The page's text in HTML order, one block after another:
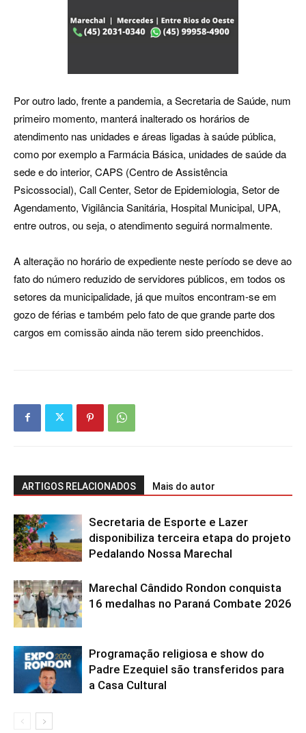
Por outro lado, frente a pandemia, a Secretaria de Saúde, num
primeiro momento, manterá inalterado os horários de
atendimento nas unidades e áreas ligadas à saúde pública,
como por exemplo a Farmácia Básica, unidades de saúde da
sede e do interior, CAPS (Centro de Assistência
Psicossocial), Call Center, Setor de Epidemiologia, Setor de
Agendamento, Vigilância Sanitária, Hospital Municipal, UPA,
entre outros, ou seja, o atendimento seguirá normalmente.
A alteração no horário de expediente neste período se deve ao
fato do número reduzido de servidores públicos, em todos os
setores da municipalidade, já que muitos encontram-se em
gozo de férias e também pelo fato de que grande parte dos
cargos em comissão ainda não terem sido preenchidos.
ARTIGOS RELACIONADOS Mais do autor
Secretaria de Esporte e Lazer
disponibiliza terceira etapa do projeto
Pedalando Nossa Marechal
Marechal Cândido Rondon conquista
16 medalhas no Paraná Combate 2026
Programação religiosa e show do
Padre Ezequiel são transferidos para
a Casa Cultural